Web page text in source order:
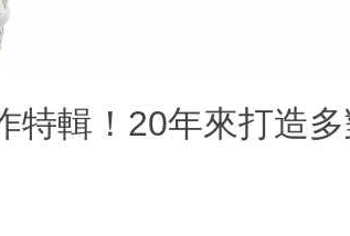
特輯！20年來打造